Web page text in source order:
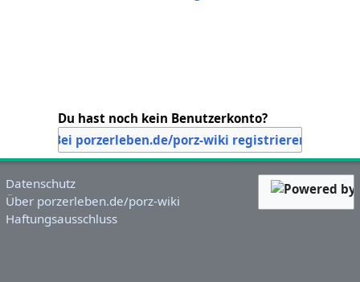
Du hast noch kein Benutzerkonto?
Bei porzerleben.de/porz-wiki registrieren
Datenschutz
Über porzerleben.de/porz-wiki
Haftungsausschluss